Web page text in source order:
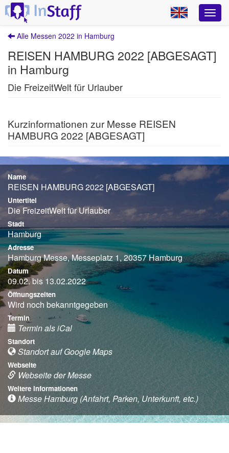
Alle Messen 2022 in Hamburg
REISEN HAMBURG 2022 [ABGESAGT]
in Hamburg
Die FreizeitWelt für Urlauber
Kurzinformationen zur Messe REISEN
HAMBURG 2022 [ABGESAGT]
Name
REISEN HAMBURG 2022 [ABGESAGT]
Untertitel
Die FreizeitWelt für Urlauber
Stadt
Hamburg
Adresse
Hamburg Messe, Messeplatz 1, 20357 Hamburg
Datum
09.02. bis 13.02.2022
Öffnungszeiten
Wird noch bekanntgegeben
Termin
Termin als iCal
Standort
Standort auf Google Maps
Webseite
Webseite der Messe
Weitere Informationen
Messe Hamburg (Anfahrt, Parken, Unterkunft, etc.)